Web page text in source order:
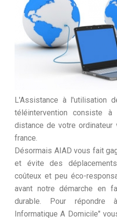
L'Assistance à l'utilisation
téléintervention consiste
distance de votre
france.
Désormais AIAD vous fait
et évite des
coûteux et peu éco-
avant notre démarche en
durable. Pour répondre
Informatique A Domicile"